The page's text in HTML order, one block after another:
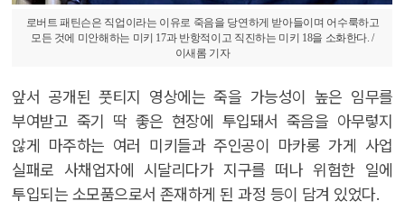
로버트 패틴슨은 직업이라는 이유로 죽음을 당연하게 받아들이며 어수룩하고
모든 것에 미안해하는 미키 17과 반항적이고 직진하는 미키 18을 소화한다. /
이새롬 기자
앞서 공개된 풋티지 영상에는 죽을 가능성이 높은 임무를
부여받고 죽기 딱 좋은 현장에 투입돼서 죽음을 아무렇지
않게 마주하는 여러 미키들과 주인공이 마카롱 가게 사업
실패로 사채업자에 시달리다가 지구를 떠나 위험한 일에
투입되는 소모품으로서 존재하게 된 과정 등이 담겨 있었다.